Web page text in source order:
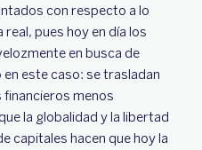
con respecto a lo
real, pues hoy en día los
en busca de
este caso: se trasladan
menos
la globalidad y la libertad
capitales hacen que hoy la